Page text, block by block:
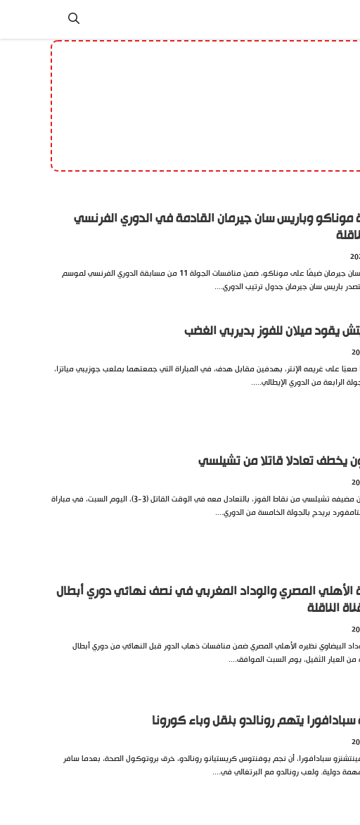
موناكو وباريس سان جيرمان القادمة في الدوري الفرنسي
يحل فريق باريس سان جيرمان ضيفًا على موناكو، ضمن منافسات الجولة 11 من مسابقة الدوري الفرنسي لموسم
يقود ميلان للفوز بديربي الغضب
على غريمه الإنتر، بهدفين مقابل هدف، في المباراة التي جمعتهما بملعب جوزيبي مياتزا،
الرابعة من الدوري الإيطالي.....
يخطف تعادلا قاتلا من تشيلسي
حرم ساوثهامبتون مضيفه تشيلسي من نقاط الفوز، بالتعادل معه في الوقت القاتل (3-3)، اليوم السبت، في مباراة
بريدج بالجولة الخامسة من الدوري....
الأهلي المصري والوداد المغربي في نصف نهائي دوري أبطال
الناقلة
البيضاوي نظيره الأهلي المصري ضمن منافسات ذهاب الدور قبل النهائي من دوري أبطال
من العيار الثقيل، يوم السبت الموافق....
سبادافورا يتهم رونالدو بنقل وباء كورونا
سبادافورا، أن نجم يوفنتوس كريستيانو رونالدو، خرق بروتوكول الصحة، بعدما سافر
دولية. ولعب رونالدو مع البرتغالي في....